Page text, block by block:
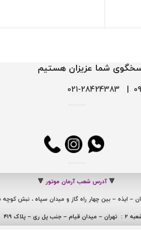
|
28424383-021
🔻 آدرس شعب آرمان موتور 🔻
قیام – جنب پل ری – پلاک ۴۱۹